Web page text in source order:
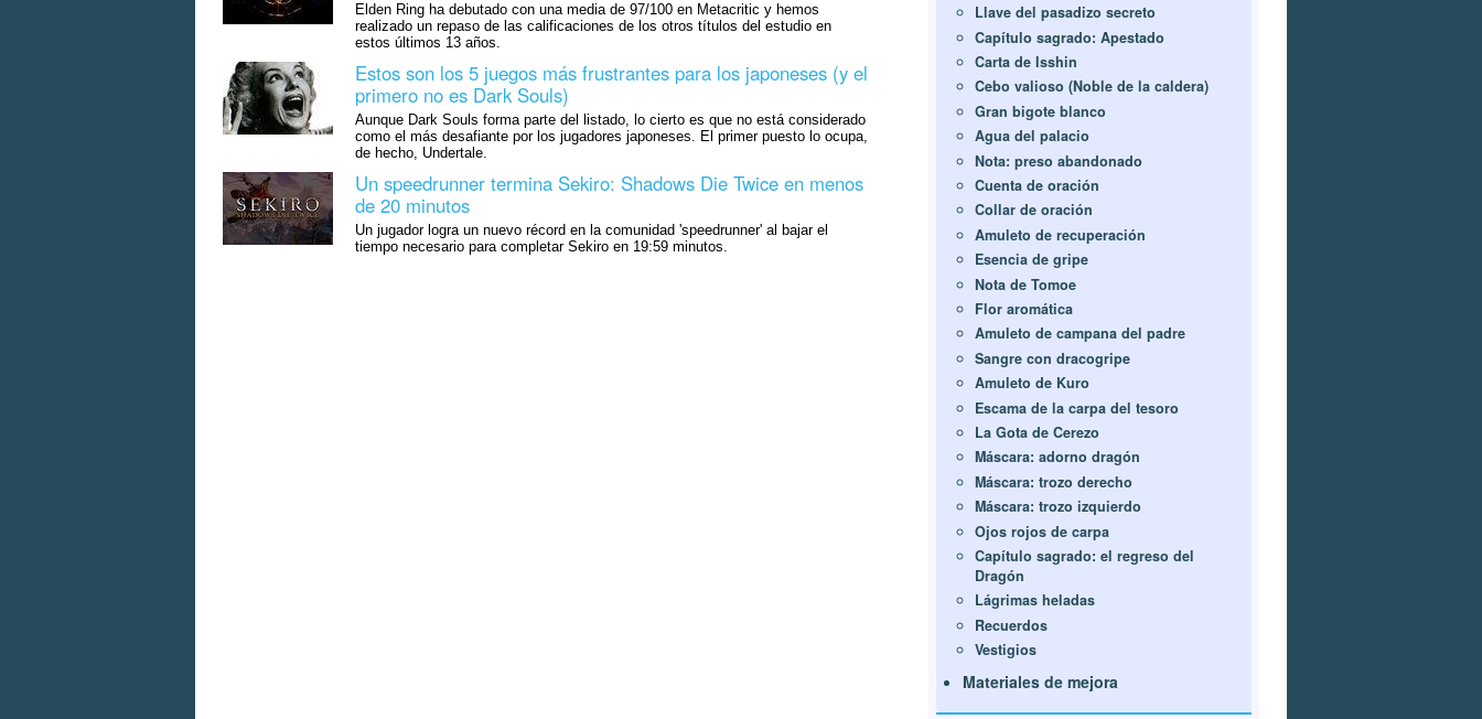
Elden Ring ha debutado con una media de 97/100 en Metacritic y hemos
realizado un repaso de las calificaciones de los otros títulos del estudio en
estos últimos 13 años.
Estos son los 5 juegos más frustrantes para los japoneses (y el
primero no es Dark Souls)
Aunque Dark Souls forma parte del listado, lo cierto es que no está considerado
como el más desafiante por los jugadores japoneses. El primer puesto lo ocupa,
de hecho, Undertale.
Un speedrunner termina Sekiro: Shadows Die Twice en menos
de 20 minutos
Un jugador logra un nuevo récord en la comunidad 'speedrunner' al bajar el
tiempo necesario para completar Sekiro en 19:59 minutos.
Llave del pasadizo secreto
Capítulo sagrado: Apestado
Carta de Isshin
Cebo valioso (Noble de la caldera)
Gran bigote blanco
Agua del palacio
Nota: preso abandonado
Cuenta de oración
Collar de oración
Amuleto de recuperación
Esencia de gripe
Nota de Tomoe
Flor aromática
Amuleto de campana del padre
Sangre con dracogripe
Amuleto de Kuro
Escama de la carpa del tesoro
La Gota de Cerezo
Máscara: adorno dragón
Máscara: trozo derecho
Máscara: trozo izquierdo
Ojos rojos de carpa
Capítulo sagrado: el regreso del
Dragón
Lágrimas heladas
Recuerdos
Vestigios
Materiales de mejora